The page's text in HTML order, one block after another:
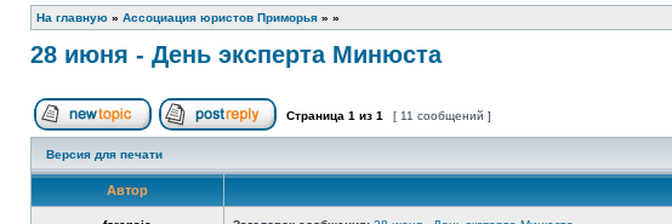
На главную » Ассоциация юристов Приморья » »
28 июня - День эксперта Минюста
Начать новую тему Ответить на тему
Страница 1 из 1 [ 11 сообщений ]
Версия для печати
Автор